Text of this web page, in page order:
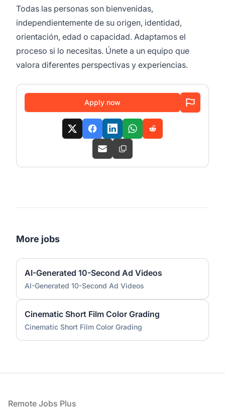
Todas las personas son bienvenidas,
independientemente de su origen, identidad,
orientación, edad o capacidad. Adaptamos el
proceso si lo necesitas. Únete a un equipo que
valora diferentes perspectivas y experiencias.
Apply now
More jobs
AI-Generated 10-Second Ad Videos
AI-Generated 10-Second Ad Videos
Cinematic Short Film Color Grading
Cinematic Short Film Color Grading
Footer
Remote Jobs Plus